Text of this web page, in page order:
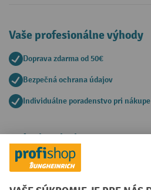
Vaše profesionálne výhody
Doprava zdarma od 50€
Bezpečná ochrana údajov
Individuálne poradenstvo pri nákupe
Spôsoby platby
Creditcard (Master)Creditcard (Visa)